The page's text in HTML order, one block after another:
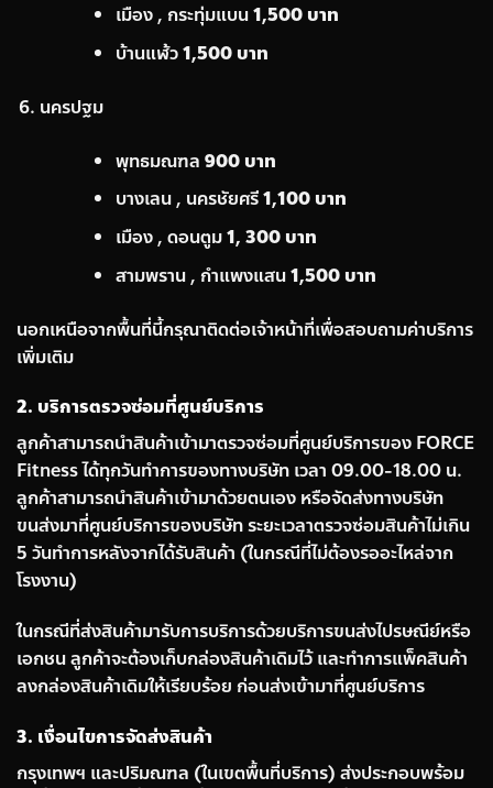
เมือง , กระทุ่มแบน1,500 บาท
บ้านแฬ้ว1,500 บาท
นครปฐม
พุทธมณฑล 900 บาท
บางเลน , นครชัยศรี1,100 บาท
เมือง , ดอนตูม1, 300 บาท
สามพราน , กำแพงแสน1,500 บาท
นอกเหนือจากพื้นที่นี้กรุณาติดต่อเจ้าหน้าที่เพื่อสอบถามค่าบริการ
เพิ่มเติม
2. บริการตรวจซ่อมที่ศูนย์บริการ
ลูกค้าสามารถนำสินค้าเข้ามาตรวจซ่อมที่ศูนย์บริการของ FORCE
Fitness ได้ทุกวันทำการของทางบริษัท เวลา 09.00-18.00 น.
ลูกค้าสามารถนำสินค้าเข้ามาด้วยตนเอง หรือจัดส่งทางบริษัท
ขนส่งมาที่ศูนย์บริการของบริษัท ระยะเวลาตรวจซ่อมสินค้าไม่เกิน
5 วันทำการหลังจากได้รับสินค้า (ในกรณีที่ไม่ต้องรออะไหล่จาก
โรงงาน)
ในกรณีที่ส่งสินค้ามารับการบริการด้วยบริการขนส่งไปรษณีย์หรือ
เอกชน ลูกค้าจะต้องเก็บกล่องสินค้าเดิมไว้ และทำการแพ็คสินค้า
ลงกล่องสินค้าเดิมให้เรียบร้อย ก่อนส่งเข้ามาที่ศูนย์บริการ
3. เงื่อนไขการจัดส่งสินค้า
กรุงเทพฯ และปริมณฑล (ในเขตพื้นที่บริการ) ส่งประกอบพร้อม